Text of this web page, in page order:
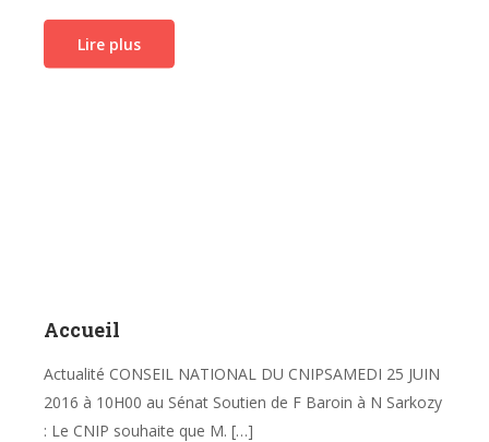
Lire plus
Accueil
Actualité CONSEIL NATIONAL DU CNIPSAMEDI 25 JUIN
2016 à 10H00 au Sénat Soutien de F Baroin à N Sarkozy
: Le CNIP souhaite que M. […]